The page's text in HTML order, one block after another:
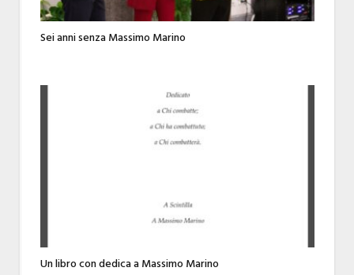
Sei anni senza Massimo Marino
Un libro con dedica a Massimo Marino